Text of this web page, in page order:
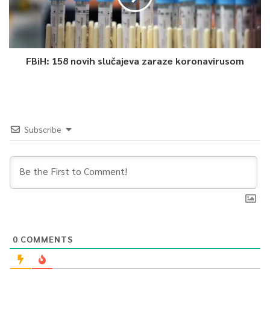
FBiH: 158 novih slučajeva zaraze koronavirusom
Subscribe
0 COMMENTS